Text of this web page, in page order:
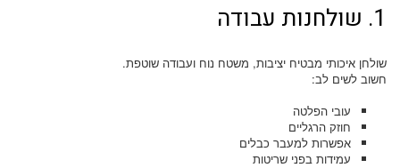
1. שולחנות עבודה
שולחן איכותי מבטיח יציבות, משטח נוח ועבודה שוטפת.
חשוב לשים לב:
עובי הפלטה
חוזק הרגליים
אפשרות למעבר כבלים
עמידות בפני שריטות